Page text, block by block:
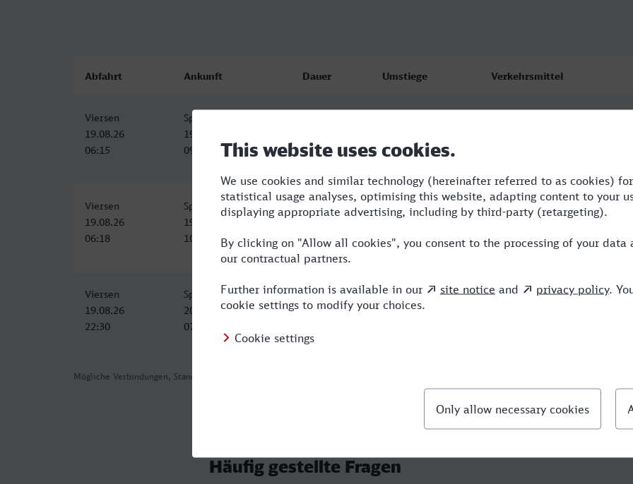
Mögliche Verbindungen, Stand: 2026-08-05 08:50
Abfahrt Ankunft Dauer Umstiege Verkehrsmittel
Viersen
19.08.26
06:15
Speyer Hbf
19.08.26
09:32
Viersen
19.08.26
06:18
Speyer Hbf
19.08.26
10:46
4:28 3 RE,ICE
Viersen
19.08.26
22:30
Speyer Hbf
20.08.26
07:12
8:42 2 RE,ICE
Häufig gestellte Fragen